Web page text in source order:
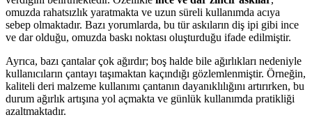
omuzda rahatsızlık yaratmakta ve uzun süreli kullanımda acıya
sebep olmaktadır. Bazı yorumlarda, bu tür askıların diş ipi gibi ince
ve dar olduğu, omuzda baskı noktası oluşturduğu ifade edilmiştir.
Ayrıca, bazı çantalar çok ağırdır; boş halde bile ağırlıkları nedeniyle
kullanıcıların çantayı taşımaktan kaçındığı gözlemlenmiştir. Örneğin,
kaliteli deri malzeme kullanımı çantanın dayanıklılığını artırırken, bu
durum ağırlık artışına yol açmakta ve günlük kullanımda pratikliği
azaltmaktadır.